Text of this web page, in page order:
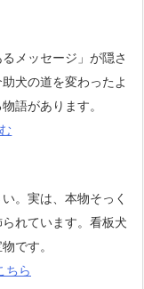
メッセージ」が隠さ
犬の道を変わったよ
語があります。
。実は、本物そっく
れています。看板犬
です。
ちら